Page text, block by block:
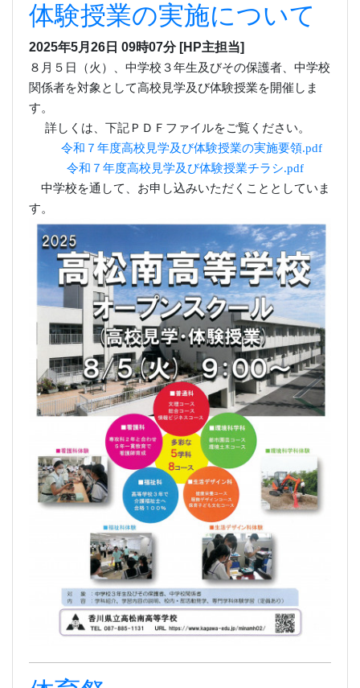
す。
体育祭
2025年5月8日 09時33分
[HP主担当]
５月７日（水）体育祭が、開祭されました。
５月２日（金）の開祭予定でしたが、雨天のため延
期となっていました。
前夜の雨の影響で開祭が心配されましたが、朝から
行った水抜きなどのグランド整備によって１時間遅
で、おおいに盛り上がりました。